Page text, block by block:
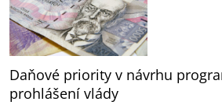
Daňové priority v návrhu
prohlášení vlády